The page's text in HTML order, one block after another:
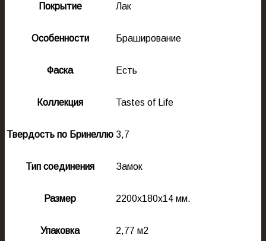
Покрытие Лак
Особенности Браширование
Фаска Есть
Коллекция Tastes of Life
Твердость по Бринеллю 3,7
Тип соединения Замок
Размер 2200х180х14 мм.
Упаковка 2,77 м2